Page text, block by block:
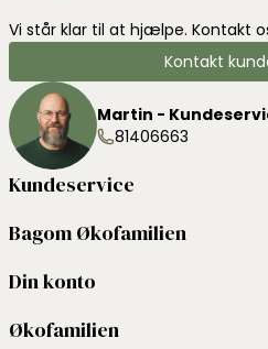
Vi står klar til at hjælpe. Kontakt
Kontakt
Martin -
81406663
Kundeservice
Bagom Økofamilien
Din konto
Økofamilien